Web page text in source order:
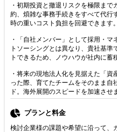
・初期投資と撤退リスクを極限ま
約、煩雑な事務手続きをすべて代行
時の重いコスト負担を回避できます
・「自社メンバー」として採用・
トソーシングとは異なり、貴社基
トできるため、ノウハウが社内に蓄
・将来の現地法人化を見据えた「
った際、育てたチームをそのまま自
ド。海外展開のスピードを加速させ
プランと料金
検討企業様の課題や希望に沿って、